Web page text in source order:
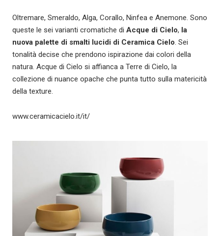
Oltremare, Smeraldo, Alga, Corallo, Ninfea e Anemone. Sono
queste le sei varianti cromatiche di Acque di Cielo, la
nuova palette di smalti lucidi di Ceramica Cielo. Sei
tonalità decise che prendono ispirazione dai colori della
natura. Acque di Cielo si affianca a Terre di Cielo, la
collezione di nuance opache che punta tutto sulla matericità
della texture.
www.ceramicacielo.it/it/